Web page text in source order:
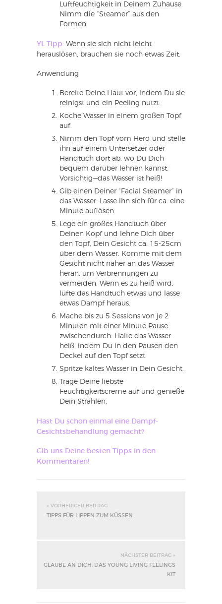
Luftfeuchtigkeit in Deinem Zuhause.
Nimm die “Steamer” aus den
Formen.
YL Tipp: Wenn sie sich nicht leicht
herauslösen, brauchen sie noch etwas Zeit.
Anwendung
Bereite Deine Haut vor, indem Du sie
reinigst und ein Peeling nutzt.
Koche Wasser in einem großen Topf
auf.
Nimm den Topf vom Herd und stelle
ihn auf einem Untersetzer oder
Handtuch dort ab, wo Du Dich
bequem darüber lehnen kannst.
Vorsichtig—das Wasser ist heiß!
Gib einen Deiner “Facial Steamer” in
das Wasser. Lasse ihn sich für ca. eine
Minute auflösen.
Lege ein großes Handtuch über
Deinen Kopf und lehne Dich über
den Topf, Dein Gesicht ca. 15-25cm
über dem Wasser. Komme mit dem
Gesicht nicht näher an das Wasser
heran, um Verbrennungen zu
vermeiden. Wenn es zu heiß wird,
lüfte das Handtuch etwas und lasse
etwas Dampf heraus.
Mache bis zu 5 Sessions von je 2
Minuten mit einer Minute Pause
zwischendurch. Halte das Wasser
heiß, indem Du in den Pausen den
Deckel auf den Topf setzt.
Spritze kaltes Wasser in Dein Gesicht.
Trage Deine liebste
Feuchtigkeitscreme auf und genieße
Dein Strahlen.
Hast Du schon einmal eine Dampf-
Gesichtsbehandlung gemacht?
Gib uns Deine besten Tipps in den
Kommentaren!
« VORHERIGER BEITRAG
TIPPS FÜR LIPPEN ZUM KÜSSEN
NÄCHSTER BEITRAG »
GLAUBE AN DICH: DAS YOUNG LIVING FEELINGS
KIT